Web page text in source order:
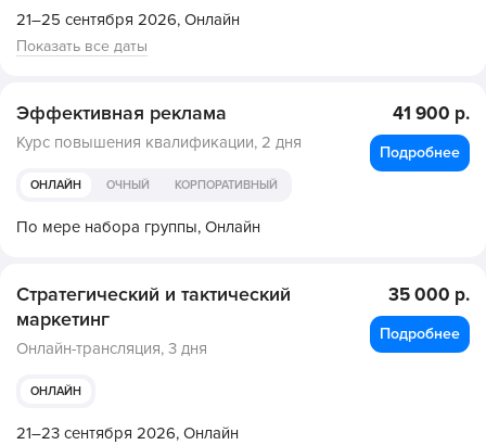
21–25 сентября 2026, Онлайн
Показать все даты
Эффективная реклама
Курс повышения квалификации, 2 дня
ОНЛАЙН ОЧНЫЙ КОРПОРАТИВНЫЙ
По мере набора группы, Онлайн
41 900 р.
Подробнее
Стратегический и тактический
маркетинг
Онлайн-трансляция, 3 дня
ОНЛАЙН
21–23 сентября 2026, Онлайн
35 000 р.
Подробнее